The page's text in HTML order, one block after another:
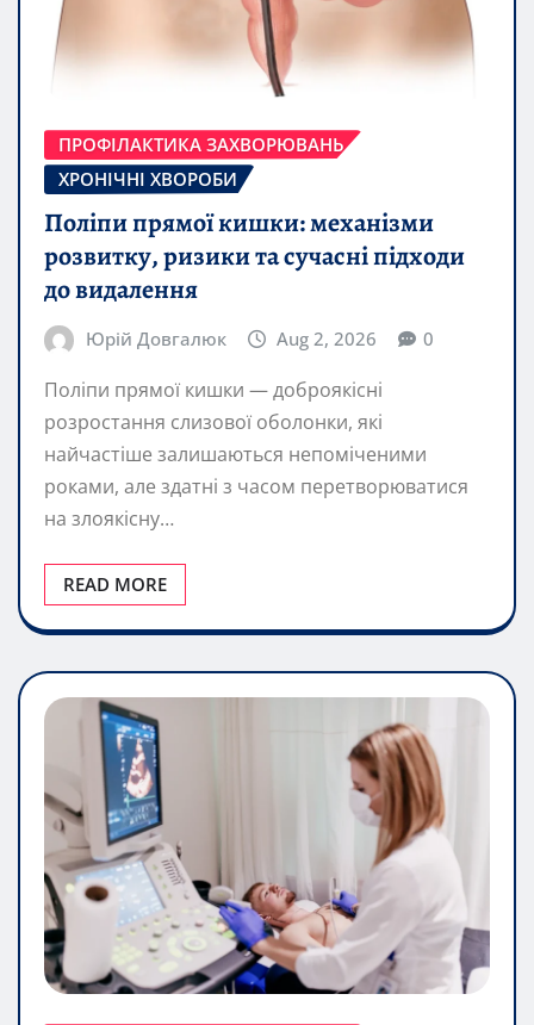
ПРОФІЛАКТИКА ЗАХВОРЮВАНЬ
ХРОНІЧНІ ХВОРОБИ
Поліпи прямої кишки: механізми
розвитку, ризики та сучасні підходи
до видалення
Юрій Довгалюк Aug 2, 2026 0
Поліпи прямої кишки — доброякісні
розростання слизової оболонки, які
найчастіше залишаються непоміченими
роками, але здатні з часом перетворюватися
на злоякісну…
READ MORE